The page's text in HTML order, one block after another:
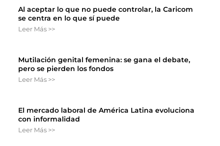
Al aceptar lo que no puede controlar, la Caricom
se centra en lo que sí puede
Leer Más >>
Mutilación genital femenina: se gana el debate,
pero se pierden los fondos
Leer Más >>
El mercado laboral de América Latina evoluciona
con informalidad
Leer Más >>